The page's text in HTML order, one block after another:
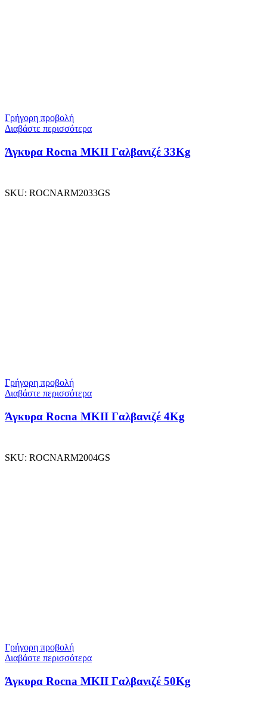
Γρήγορη προβολή
Διαβάστε περισσότερα
Άγκυρα Rocna MKII Γαλβανιζέ 33Kg
SKU: ROCNARM2033GS
Γρήγορη προβολή
Διαβάστε περισσότερα
Άγκυρα Rocna MKII Γαλβανιζέ 4Kg
SKU: ROCNARM2004GS
Γρήγορη προβολή
Διαβάστε περισσότερα
Άγκυρα Rocna MKII Γαλβανιζέ 50Kg